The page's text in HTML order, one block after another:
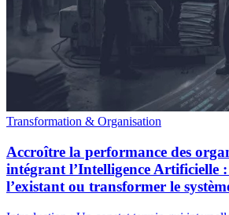
Transformation & Organisation
Accroître la performance des
intégrant l’Intelligence Artificielle
l’existant ou transformer le